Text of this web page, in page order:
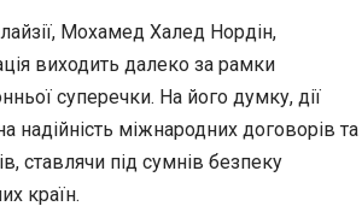
Мохамед Халед Нордін,
виходить далеко за рамки
суперечки. На його думку, дії
надійність міжнародних договорів та
ставлячи під сумнів безпеку
країн.